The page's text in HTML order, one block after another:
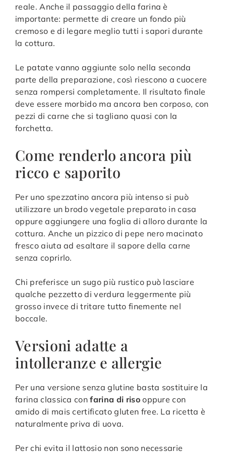
reale. Anche il passaggio della farina è
importante: permette di creare un fondo più
cremoso e di legare meglio tutti i sapori durante
la cottura.
Le patate vanno aggiunte solo nella seconda
parte della preparazione, così riescono a cuocere
senza rompersi completamente. Il risultato finale
deve essere morbido ma ancora ben corposo, con
pezzi di carne che si tagliano quasi con la
forchetta.
Come renderlo ancora più
ricco e saporito
Per uno spezzatino ancora più intenso si può
utilizzare un brodo vegetale preparato in casa
oppure aggiungere una foglia di alloro durante la
cottura. Anche un pizzico di pepe nero macinato
fresco aiuta ad esaltare il sapore della carne
senza coprirlo.
Chi preferisce un sugo più rustico può lasciare
qualche pezzetto di verdura leggermente più
grosso invece di tritare tutto finemente nel
boccale.
Versioni adatte a
intolleranze e allergie
Per una versione senza glutine basta sostituire la
farina classica confarina di risooppure con
amido di mais certificato gluten free. La ricetta è
naturalmente priva di uova.
Per chi evita il lattosio non sono necessarie